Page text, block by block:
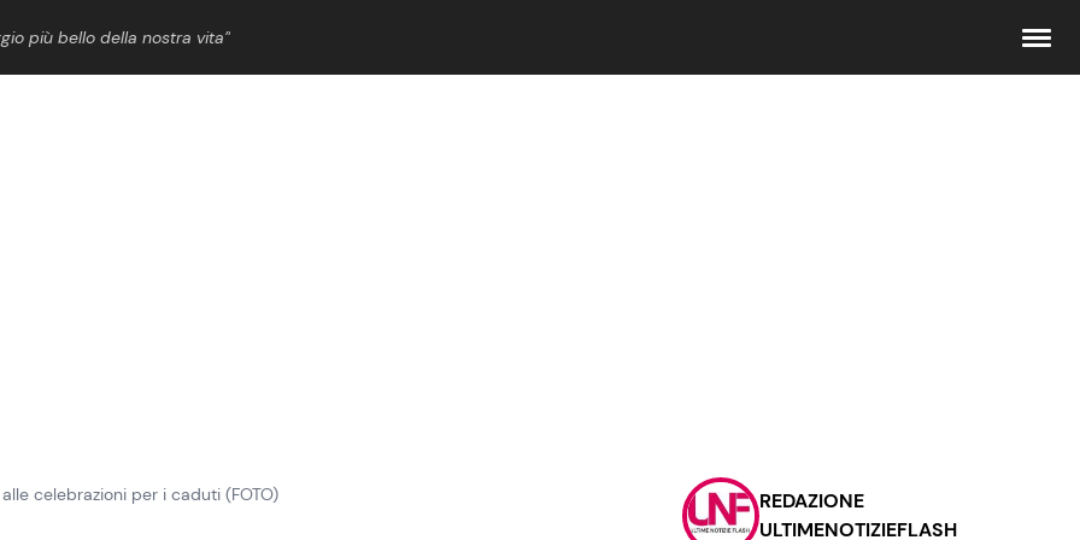
più bello della nostra vita”
Contattaci
Pubblicità
celebrazioni per i caduti (FOTO)
REDAZIONE
ULTIMENOTIZIEFLASH